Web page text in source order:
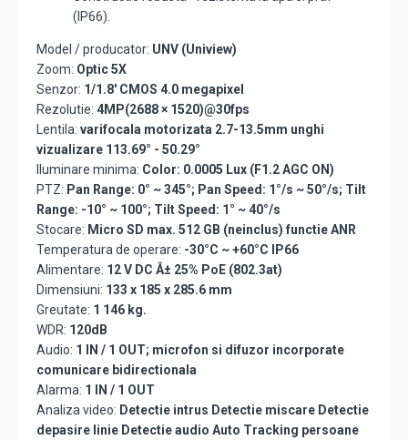
(IP66).
Model / producator: UNV (Uniview)
Zoom: Optic 5X
Senzor: 1/1.8' CMOS 4.0 megapixel
Rezolutie: 4MP(2688 × 1520)@30fps
Lentila: varifocala motorizata 2.7-13.5mm unghi
vizualizare 113.69° - 50.29°
Iluminare minima: Color: 0.0005 Lux (F1.2 AGC ON)
PTZ: Pan Range: 0° ~ 345°; Pan Speed: 1°/s ~ 50°/s; Tilt
Range: -10° ~ 100°; Tilt Speed: 1° ~ 40°/s
Stocare: Micro SD max. 512 GB (neinclus) functie ANR
Temperatura de operare: -30°C ~ +60°C IP66
Alimentare: 12 V DC Â± 25% PoE (802.3at)
Dimensiuni: 133 x 185 x 285.6 mm
Greutate: 1 146 kg.
WDR: 120dB
Audio: 1 IN / 1 OUT; microfon si difuzor incorporate
comunicare bidirectionala
Alarma: 1 IN / 1 OUT
Analiza video: Detectie intrus Detectie miscare Detectie
depasire linie Detectie audio Auto Tracking persoane